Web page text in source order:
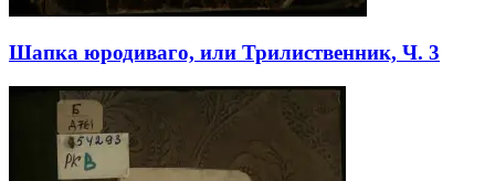
Шапка юродиваго, или Трилиственник, Ч. 3